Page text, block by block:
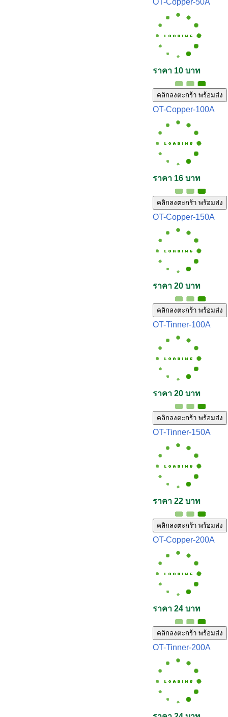
OT-Copper-50A
ราคา 10 บาท
คลิกลงตะกร้า พร้อมส่ง
OT-Copper-100A
ราคา 16 บาท
คลิกลงตะกร้า พร้อมส่ง
OT-Copper-150A
ราคา 20 บาท
คลิกลงตะกร้า พร้อมส่ง
OT-Tinner-100A
ราคา 20 บาท
คลิกลงตะกร้า พร้อมส่ง
OT-Tinner-150A
ราคา 22 บาท
คลิกลงตะกร้า พร้อมส่ง
OT-Copper-200A
ราคา 24 บาท
คลิกลงตะกร้า พร้อมส่ง
OT-Tinner-200A